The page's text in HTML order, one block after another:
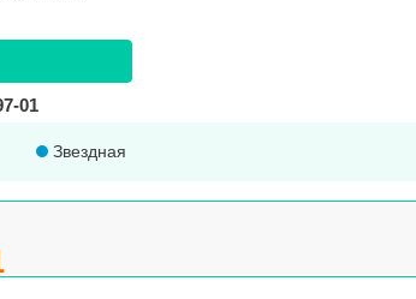
01
Звездная